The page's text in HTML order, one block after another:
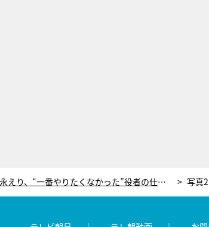
徳永えり、“一番やりたくなかった”役者の仕事。オーディションでは「やばい！ここお芝居をする事務所だ」 写真2